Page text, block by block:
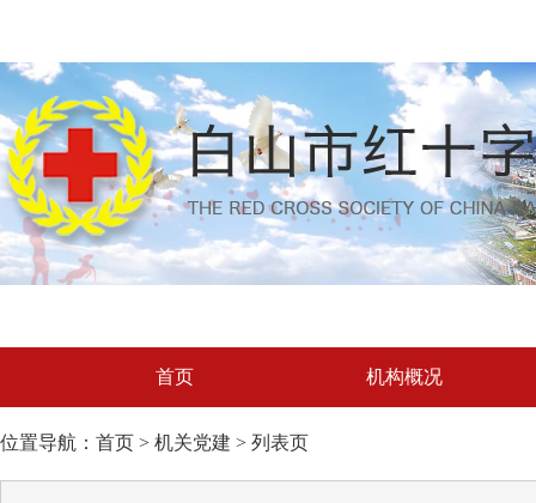
首页 机构概况
位置导航：首页 > 机关党建 > 列表页